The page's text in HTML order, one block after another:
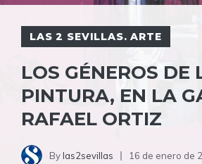
LAS 2 SEVILLAS. ARTE
LOS GÉNEROS DE
PINTURA, EN LA
RAFAEL ORTIZ
Bylas2sevillas 16 de enero de